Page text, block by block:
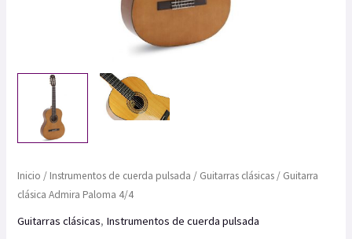
Inicio / Instrumentos de cuerda pulsada / Guitarras clásicas / Guitarra
clásica Admira Paloma 4/4
Guitarras clásicas, Instrumentos de cuerda pulsada